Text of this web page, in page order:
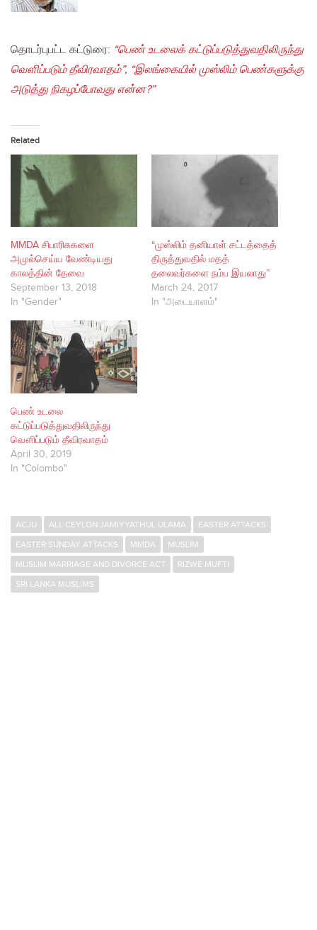
தொடர்புபட்ட கட்டுரை: “பெண் உடலைக் கட்டுப்படுத்துவதிலிருந்து
வௌிப்படும் தீவிரவாதம்”, “இலங்கையில் முஸ்லிம் பெண்களுக்கு
அடுத்து நிகழப்போவது என்ன?”
Related
MMDA சிபாரிசுகளை
அமுல்செய்ய வேண்டியது
காலத்தின் தேவை
September 13, 2018
In "Gender"
“முஸ்லிம் தனியாள் சட்டத்தைத்
திருத்துவதில் மதத்
தலைவர்களை நம்ப இயலாது”
March 24, 2017
In "அடையாளம்"
பெண் உடலை
கட்டுப்படுத்துவதிலிருந்து
வௌிப்படும் தீவிரவாதம்
April 30, 2019
In "Colombo"
ACJU ALL CEYLON JAMIYYATHUL ULAMA
EASTER ATTACKS
EASTER SUNDAY ATTACKS
MMDA
MUSLIM
MUSLIM MARRIAGE AND DIVORCE ACT
RIZWE MUFTI
SRI LANKA MUSLIMS